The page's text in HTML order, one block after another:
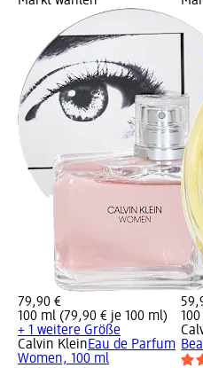
79,90 €
100 ml (79,90 € je 100 ml)
+ 1 weitere Größe
Calvin KleinEau de Parfum
Women, 100 ml